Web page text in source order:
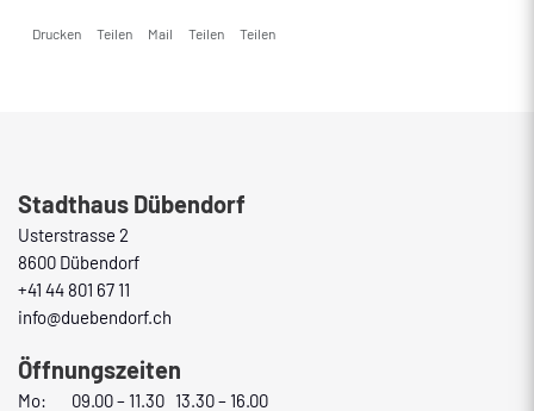
Drucken Teilen Mail Teilen Teilen
Stadthaus Dübendorf
Usterstrasse 2
8600 Dübendorf
+41 44 801 67 11
info@duebendorf.ch
Öffnungszeiten
Mo:
09.00 – 11.30 13.30 – 16.00